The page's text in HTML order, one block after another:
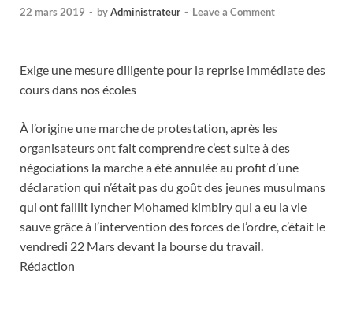
22 mars 2019 - byAdministrateur - Leave a Comment
Exige une mesure diligente pour la reprise immédiate des
cours dans nos écoles
À l’origine une marche de protestation, après les
organisateurs ont fait comprendre c’est suite à des
négociations la marche a été annulée au profit d’une
déclaration qui n’était pas du goût des jeunes musulmans
qui ont faillit lyncher Mohamed kimbiry qui a eu la vie
sauve grâce à l’intervention des forces de l’ordre, c’était le
vendredi 22 Mars devant la bourse du travail.
Rédaction